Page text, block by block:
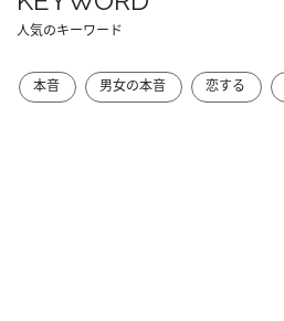
人気のキーワード
本音 男女の本音 恋する